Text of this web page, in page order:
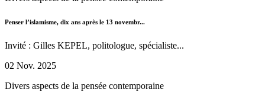
Penser l’islamisme, dix ans après le 13 novembr...
Invité : Gilles KEPEL, politologue, spécialiste...
02 Nov. 2025
Divers aspects de la pensée contemporaine